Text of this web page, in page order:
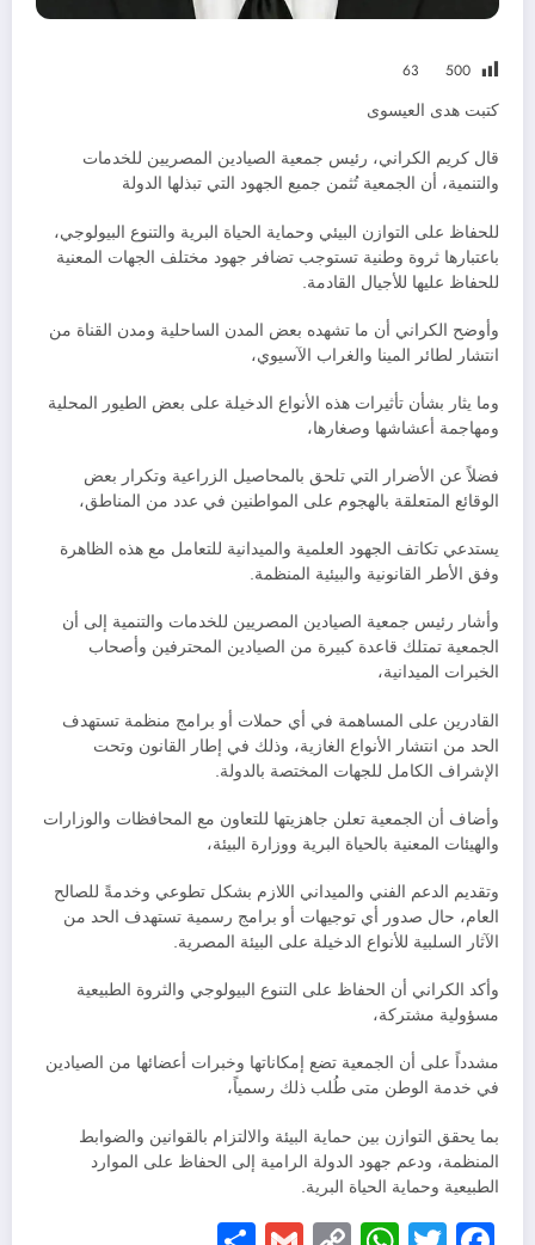
500
63
كتبت هدى العيسوى
قال كريم الكراني، رئيس جمعية الصيادين المصريين للخدمات
والتنمية، أن الجمعية تُثمن جميع الجهود التي تبذلها الدولة
للحفاظ على التوازن البيئي وحماية الحياة البرية والتنوع البيولوجي،
باعتبارها ثروة وطنية تستوجب تضافر جهود مختلف الجهات المعنية
للحفاظ عليها للأجيال القادمة.
وأوضح الكراني أن ما تشهده بعض المدن الساحلية ومدن القناة من
انتشار لطائر المينا والغراب الآسيوي،
وما يثار بشأن تأثيرات هذه الأنواع الدخيلة على بعض الطيور المحلية
ومهاجمة أعشاشها وصغارها،
فضلاً عن الأضرار التي تلحق بالمحاصيل الزراعية وتكرار بعض
الوقائع المتعلقة بالهجوم على المواطنين في عدد من المناطق،
يستدعي تكاتف الجهود العلمية والميدانية للتعامل مع هذه الظاهرة
وفق الأطر القانونية والبيئية المنظمة.
وأشار رئيس جمعية الصيادين المصريين للخدمات والتنمية إلى أن
الجمعية تمتلك قاعدة كبيرة من الصيادين المحترفين وأصحاب
الخبرات الميدانية،
القادرين على المساهمة في أي حملات أو برامج منظمة تستهدف
الحد من انتشار الأنواع الغازية، وذلك في إطار القانون وتحت
الإشراف الكامل للجهات المختصة بالدولة.
وأضاف أن الجمعية تعلن جاهزيتها للتعاون مع المحافظات والوزارات
والهيئات المعنية بالحياة البرية ووزارة البيئة،
وتقديم الدعم الفني والميداني اللازم بشكل تطوعي وخدمةً للصالح
العام، حال صدور أي توجيهات أو برامج رسمية تستهدف الحد من
الآثار السلبية للأنواع الدخيلة على البيئة المصرية.
وأكد الكراني أن الحفاظ على التنوع البيولوجي والثروة الطبيعية
مسؤولية مشتركة،
مشدداً على أن الجمعية تضع إمكاناتها وخبرات أعضائها من الصيادين
في خدمة الوطن متى طُلب ذلك رسمياً،
بما يحقق التوازن بين حماية البيئة والالتزام بالقوانين والضوابط
المنظمة، ودعم جهود الدولة الرامية إلى الحفاظ على الموارد
الطبيعية وحماية الحياة البرية.